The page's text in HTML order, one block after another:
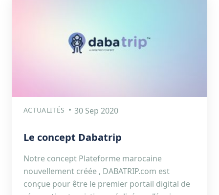
ACTUALITÉS 30 Sep 2020
Le concept Dabatrip
Notre concept Plateforme marocaine
nouvellement créée , DABATRIP.com est
conçue pour être le premier portail digital de